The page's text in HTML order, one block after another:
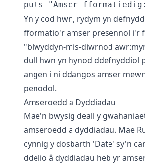
Yn y cod hwn, rydym yn
fformatio'r amser presennol i'r
"blwyddyn-mis-diwrnod
dull hwn yn hynod ddefnyddiol
angen i ni ddangos amser
penodol.
Amseroedd a Dyddiadau
Mae'n bwysig deall y
amseroedd a dyddiadau. Mae
cynnig y dosbarth 'Date' sy'n
ddelio â dyddiadau heb yr